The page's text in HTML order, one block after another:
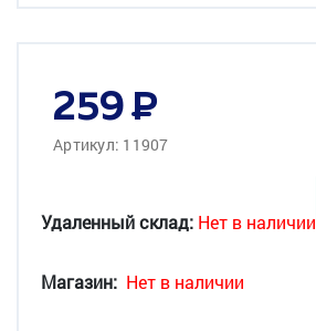
259
Артикул: 11907
Удаленный склад: Нет в наличии
Магазин: Нет в наличии